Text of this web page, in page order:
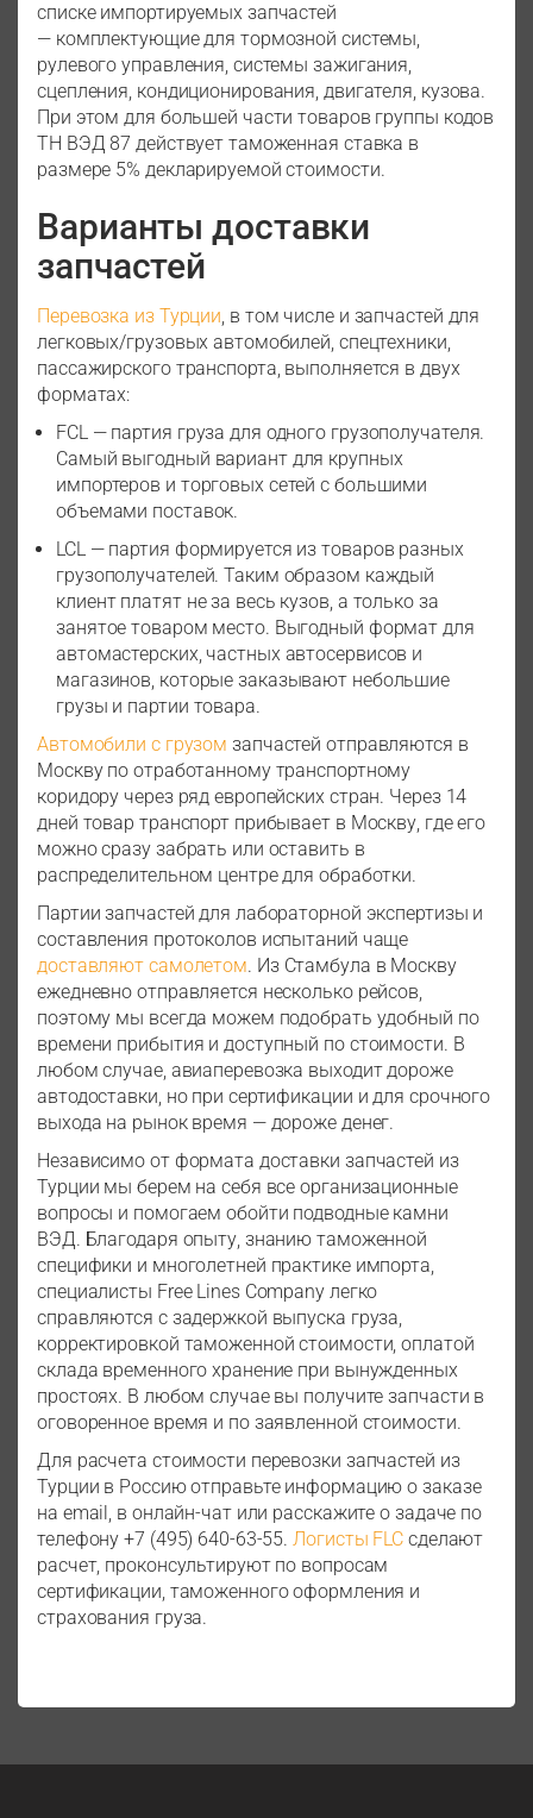
списке импортируемых запчастей
— комплектующие для тормозной системы,
рулевого управления, системы зажигания,
сцепления, кондиционирования, двигателя, кузова.
При этом для большей части товаров группы кодов
ТН ВЭД 87 действует таможенная ставка в
размере 5% декларируемой стоимости.
Варианты доставки
запчастей
Перевозка из Турции, в том числе и запчастей для
легковых/грузовых автомобилей, спецтехники,
пассажирского транспорта, выполняется в двух
форматах:
FCL — партия груза для одного грузополучателя.
Самый выгодный вариант для крупных
импортеров и торговых сетей с большими
объемами поставок.
LCL — партия формируется из товаров разных
грузополучателей. Таким образом каждый
клиент платят не за весь кузов, а только за
занятое товаром место. Выгодный формат для
автомастерских, частных автосервисов и
магазинов, которые заказывают небольшие
грузы и партии товара.
Автомобили с грузом запчастей отправляются в
Москву по отработанному транспортному
коридору через ряд европейских стран. Через 14
дней товар транспорт прибывает в Москву, где его
можно сразу забрать или оставить в
распределительном центре для обработки.
Партии запчастей для лабораторной экспертизы и
составления протоколов испытаний чаще
доставляют самолетом. Из Стамбула в Москву
ежедневно отправляется несколько рейсов,
поэтому мы всегда можем подобрать удобный по
времени прибытия и доступный по стоимости. В
любом случае, авиаперевозка выходит дороже
автодоставки, но при сертификации и для срочного
выхода на рынок время — дороже денег.
Независимо от формата доставки запчастей из
Турции мы берем на себя все организационные
вопросы и помогаем обойти подводные камни
ВЭД. Благодаря опыту, знанию таможенной
специфики и многолетней практике импорта,
специалисты Free Lines Company легко
справляются с задержкой выпуска груза,
корректировкой таможенной стоимости, оплатой
склада временного хранение при вынужденных
простоях. В любом случае вы получите запчасти в
оговоренное время и по заявленной стоимости.
Для расчета стоимости перевозки запчастей из
Турции в Россию отправьте информацию о заказе
на email, в онлайн-чат или расскажите о задаче по
телефону +7 (495) 640-63-55.Логисты FLC сделают
расчет, проконсультируют по вопросам
сертификации, таможенного оформления и
страхования груза.